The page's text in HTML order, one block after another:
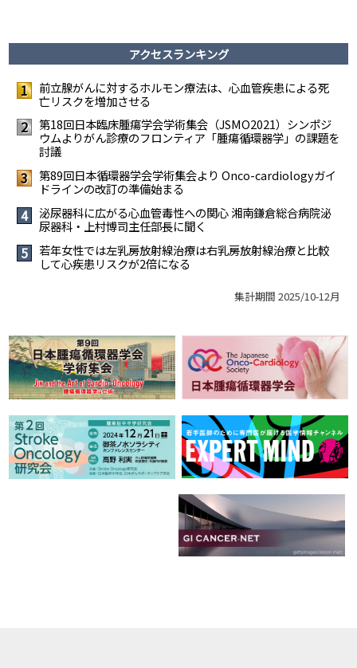
アクセスランキング
1
前立腺がんに対するホルモン療法は、心血管疾患による死
亡リスクを増加させる
2
第18回日本臨床腫瘍学会学術集会（JSMO2021）シンポジ
ウムより――がん診療のフロンティア「腫瘍循環器学」の課題を
討議
3
第89回日本循環器学会学術集会より Onco-cardiologyガイ
ドラインの改訂の準備始まる
4
泌尿器科に広がる心血管毒性への関心 ――湘南鎌倉総合病院泌
尿器科・上村博司主任部長に聞く
5
若年女性では左乳房放射線治療は右乳房放射線治療と比較
して心疾患リスクが2倍になる
集計期間 2025/10-12月